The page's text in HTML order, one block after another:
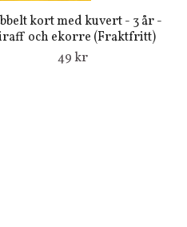
kort med kuvert - 3 år -
och ekorre (Fraktfritt)
49 kr